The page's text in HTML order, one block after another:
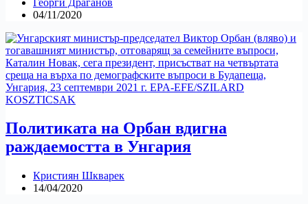
04/11/2020
Политиката на Орбан вдигна
раждаемостта в Унгария
Кристиян Шкварек
14/04/2020